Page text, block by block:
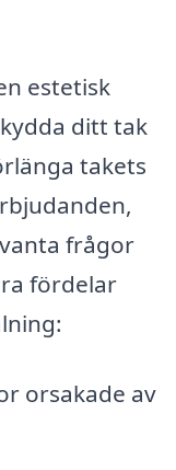
estetisk
ditt tak
takets
frågor
fördelar
orsakade av